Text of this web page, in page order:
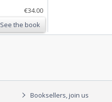
€34.00
See the book
Booksellers, join us